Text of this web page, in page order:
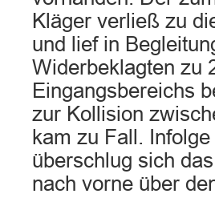
Kläger verließ zu
und lief in
Widerbeklagten zu
Eingangsbereichs
zur Kollision
kam zu Fall.
überschlug sich
nach vorne über